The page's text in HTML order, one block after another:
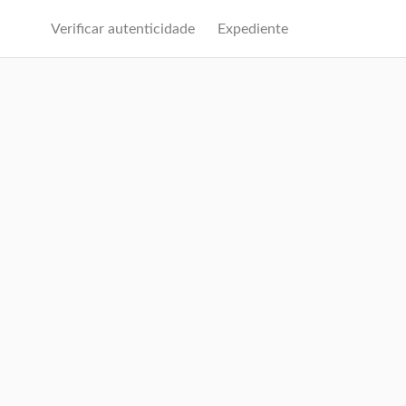
Verificar autenticidade Expediente